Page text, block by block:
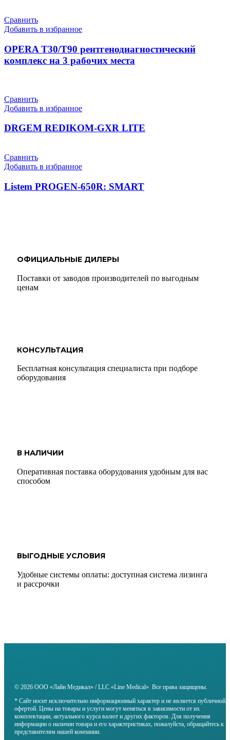
Сравнить
Добавить в избранное
OPERA T30/T90 рентгенодиагностический
комплекс на 3 рабочих места
Сравнить
Добавить в избранное
DRGEM REDIKOM-GXR LITE
Сравнить
Добавить в избранное
Listem PROGEN-650R: SMART
ОФИЦИАЛЬНЫЕ ДИЛЕРЫ
Поставки от заводов производителей по выгодным
ценам
КОНСУЛЬТАЦИЯ
Бесплатная консультация специалиста при подборе
оборудования
В НАЛИЧИИ
Оперативная поставка оборудования удобным для вас
способом
ВЫГОДНЫЕ УСЛОВИЯ
Удобные системы оплаты: доступная система лизинга
и рассрочки
© 2026 ООО «Лайн Медикал» / LLC «Line Medical» Все права защищены.
* Сайт носит исключительно информационный характер и не является публичной
офертой. Цены на товары и услуги могут меняться в зависимости от их
комплектации, актуального курса валют и других факторов. Для получения
информации о наличии товара и его характеристиках, пожалуйста, обращайтесь к
представителям нашей компании.